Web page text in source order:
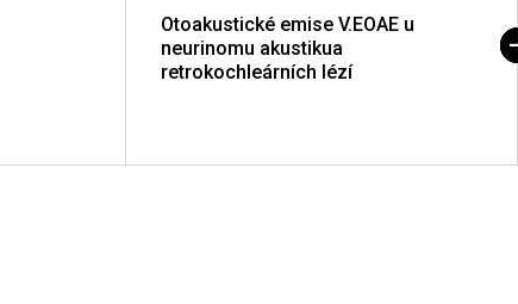
Otoakustické emise V.EOAE u
neurinomu akustikua
retrokochleárních lézí